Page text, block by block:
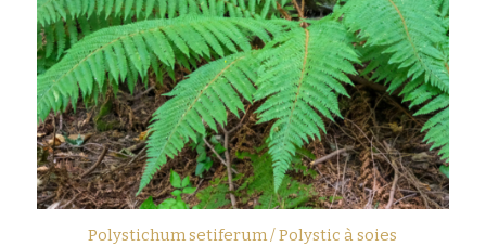
Polystichum setiferum / Polystic à soies